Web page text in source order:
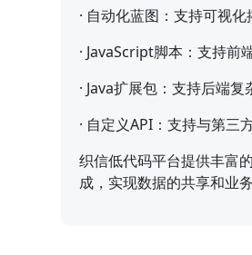
· 自动化蓝图：支持可视化
· JavaScript脚本：支持前
· Java扩展包：支持后端复
· 自定义API：支持与第三
织信低代码平台提供丰富
成，实现数据的共享和业